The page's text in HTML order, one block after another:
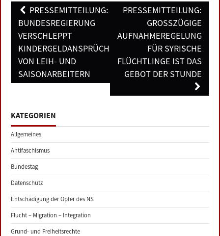
Post
navigation
PRESSEMITTEILUNG:
BUNDESREGIERUNG
VERSCHLEPPT
KINDERGELDANSPRÜCHE
VON LEIH- UND
SAISONARBEITERN
PRESSEMITTEILUNG:
GROSSZÜGIGE A
UFNAHMEREGELUNG F
ÜR SYRISCHE F
LÜCHTLINGE IST DAS G
EBOT DER STUNDE
KATEGORIEN
Allgemeines
Antifaschismus
Bundestag
Datenschutz
Entschädigung der Opfer des NS
Flucht – Migration – Integration
Grund- und Freiheitsrechte